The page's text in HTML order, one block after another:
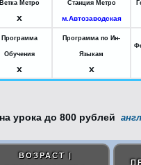
Ветка Метро
x
Станция Метро
м.Автозаводская
Программа
Обучения
x
Программа по Ин-
Языкам
x
ВОЗРАСТ |